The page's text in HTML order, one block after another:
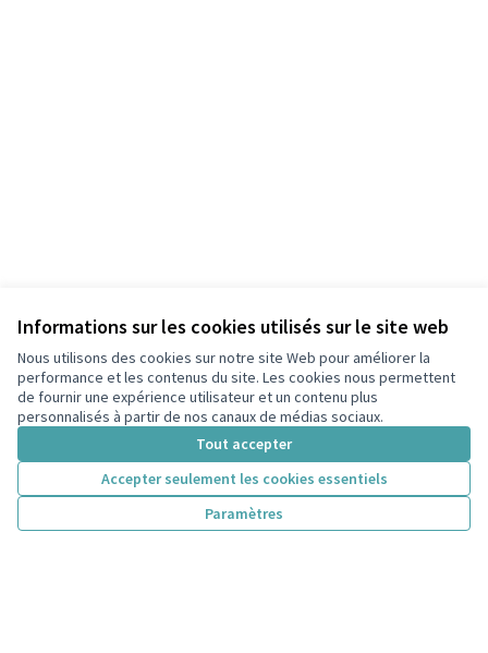
Informations sur les cookies utilisés sur le site web
Nous utilisons des cookies sur notre site Web pour améliorer la
performance et les contenus du site. Les cookies nous permettent
de fournir une expérience utilisateur et un contenu plus
personnalisés à partir de nos canaux de médias sociaux.
Tout accepter
Accepter seulement les cookies essentiels
Paramètres